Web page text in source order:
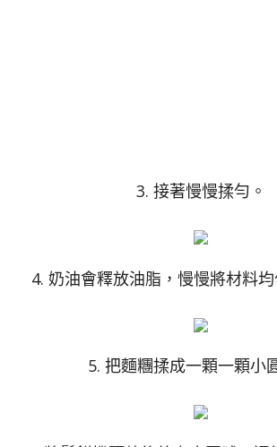
3. 接著慢慢揉勻。
4. 奶油會釋放油脂，慢慢將材料均
5. 把麵糰揉成一顆一顆小